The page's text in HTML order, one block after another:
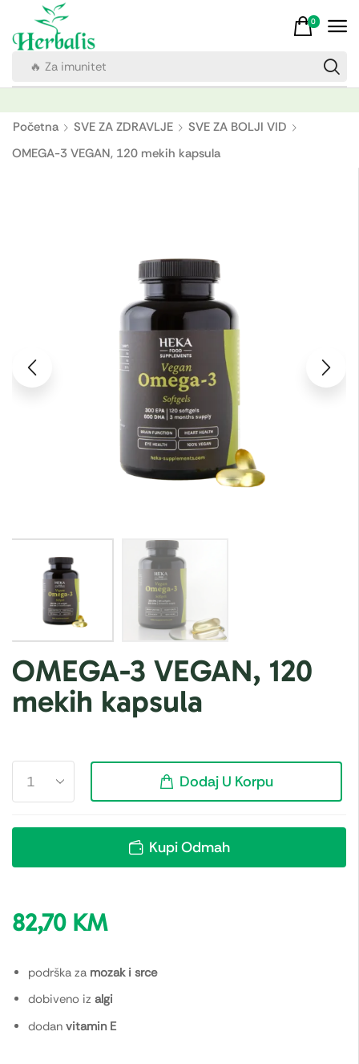
🔥 Za imunitet
0
Početna SVE ZA ZDRAVLJE
SVE ZA BOLJI VID
OMEGA-3 VEGAN, 120 mekih kapsula
OMEGA-3 VEGAN, 120
mekih kapsula
Dodaj U Korpu
Kupi Odmah
82,70 KM
podrška za mozak i srce
dobiveno iz algi
dodan vitamin E